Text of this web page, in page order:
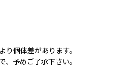
個体差があります。
予めご了承下さい。